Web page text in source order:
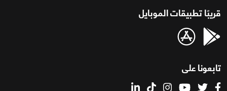
قريبًا تطبيقات الموبايل
تابعونا على